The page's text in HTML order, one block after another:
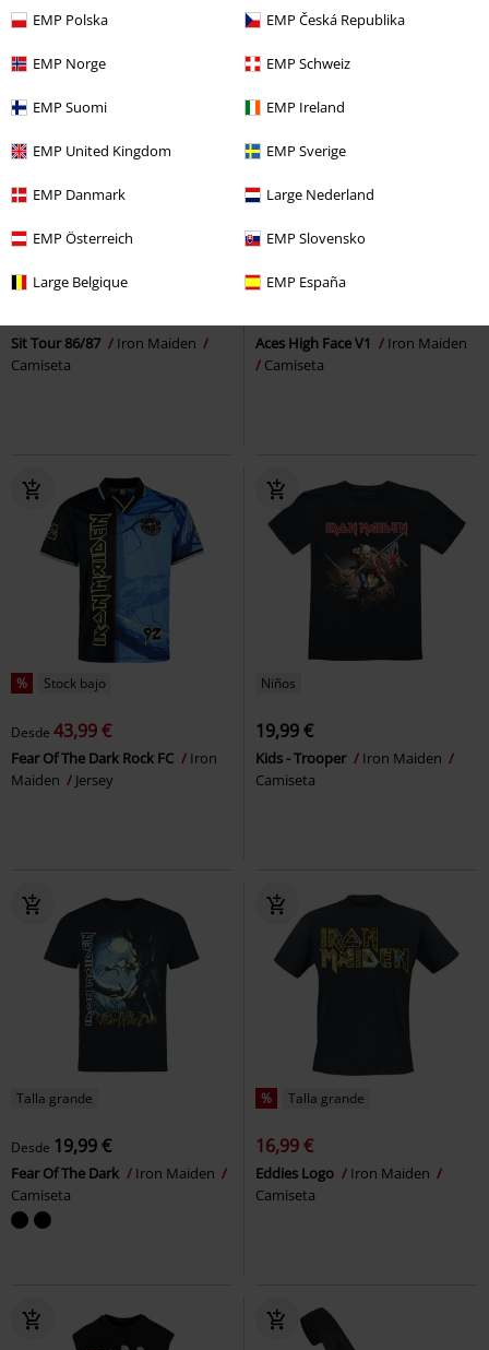
EMP Polska EMP Česká Republika
EMP Norge EMP Schweiz
EMP Suomi EMP Ireland
EMP United Kingdom EMP Sverige
EMP Danmark Large Nederland
EMP Österreich EMP Slovensko
Large Belgique EMP España
Sit Tour 86/87
Iron Maiden
Camiseta
Aces High Face V1
Iron Maiden
Camiseta
% Stock bajo
Desde 43,99 €
Fear Of The Dark Rock FC
Iron
Maiden
Jersey
Niños
19,99 €
Kids - Trooper
Iron Maiden
Camiseta
Talla grande
Desde 19,99 €
Fear Of The Dark
Iron Maiden
Camiseta
% Talla grande
16,99 €
Eddies Logo
Iron Maiden
Camiseta